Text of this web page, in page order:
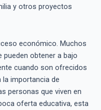
y otros proyectos
económico. Muchos
obtener a bajo
cuando son ofrecidos
importancia de
personas que viven en
oferta educativa, esta